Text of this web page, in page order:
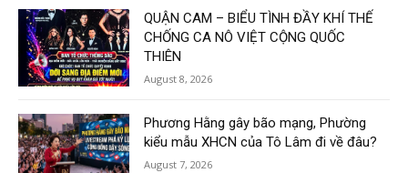
QUẬN CAM – BIỂU TÌNH ĐẦY KHÍ THẾ
CHỐNG CA NÔ VIỆT CỘNG QUỐC
THIÊN
August 8, 2026
Phương Hằng gây bão mạng, Phường
kiểu mẫu XHCN của Tô Lâm đi về đâu?
August 7, 2026